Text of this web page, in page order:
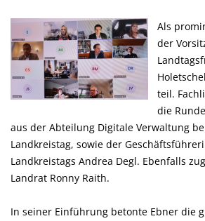
Als
der
teil.
die
aus der Abteilung Digitale Verwaltung
Landkreistag, sowie der
Landkreistags Andrea Degl. Ebenfalls
Landrat Ronny Raith.
In seiner Einführung betonte Ebner die